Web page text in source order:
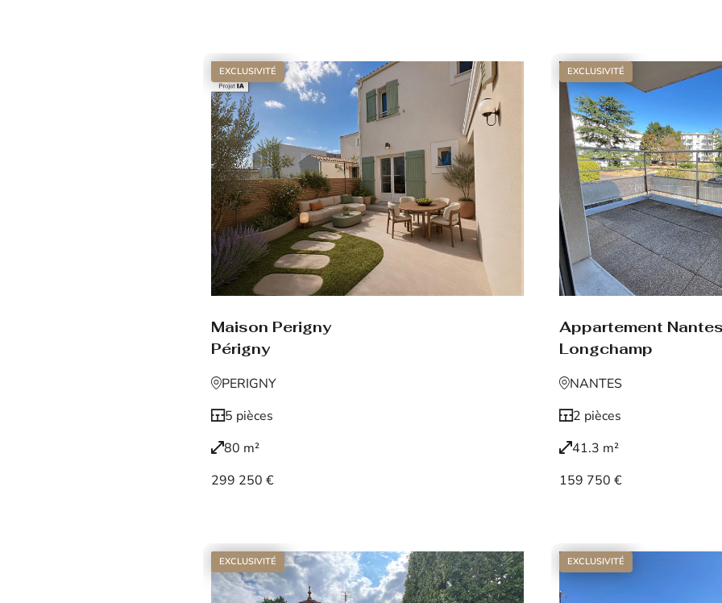
EXCLUSIVITÉ
Maison Perigny
Périgny
PERIGNY
5 pièces
80 m²
299 250 €
EXCLUSIVITÉ
Appartement
Longchamp
NANTES
2 pièces
41.3 m²
159 750 €
EXCLUSIVITÉ EXCLUSIVITÉ